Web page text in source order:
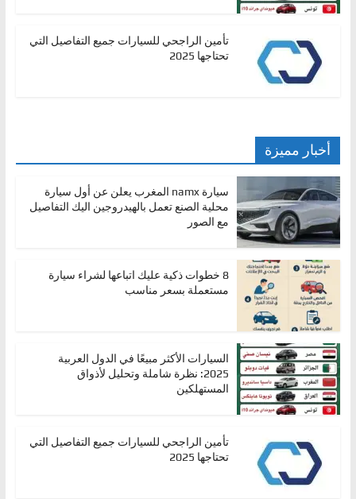
تأمين الراجحي للسيارات جميع التفاصيل التي
تحتاجها 2025
أخبار مميزة
سيارة namx المغرب يعلن عن أول سيارة
محلية الصنع تعمل بالهيدروجين اليك التفاصيل
مع الصور
8 خطوات ذكية عليك اتباعها لشراء سيارة
مستعملة بسعر مناسب
السيارات الأكثر مبيعًا في الدول العربية
2025: نظرة شاملة وتحليل لأذواق
المستهلكين
تأمين الراجحي للسيارات جميع التفاصيل التي
تحتاجها 2025